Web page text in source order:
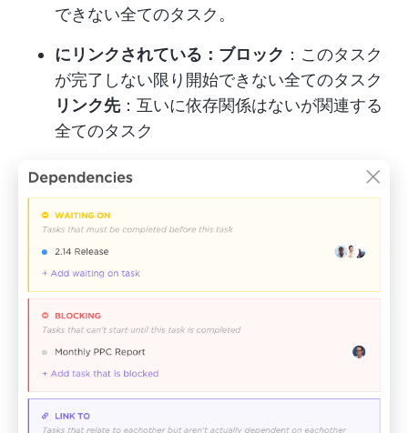
できない全てのタスク。
にリンクされている：ブロック ：このタスク
が完了しない限り開始できない全てのタスク
リンク先：互いに依存関係はないが関連する
全てのタスク